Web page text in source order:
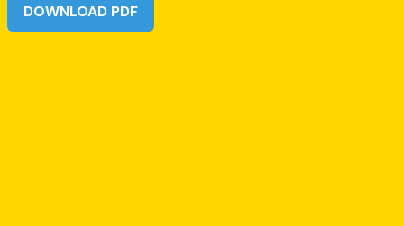
DOWNLOAD PDF